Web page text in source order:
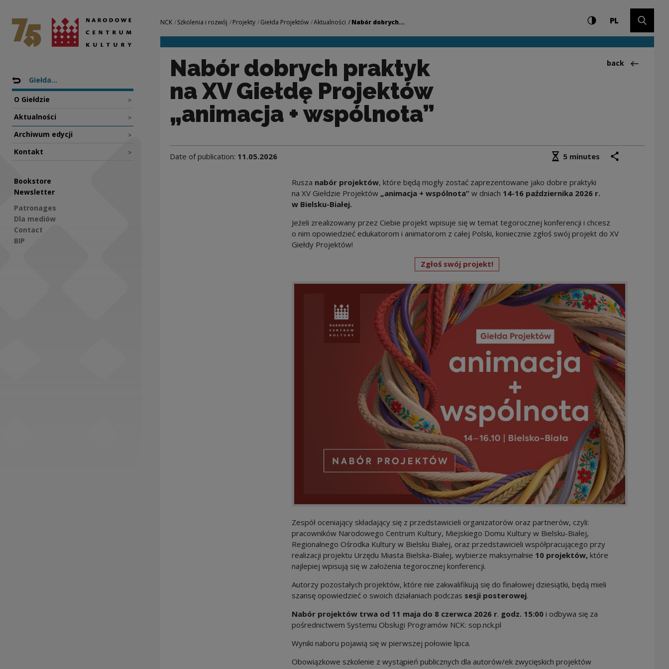
Nabór dobrych praktyk na XV Giełdę Projektów
National Centre for Culture Poland
Nawigacja
Back to: Projekty
Giełda...
O Giełdzie >
Aktualności >
Archiwum edycji >
Kontakt >
Bookstore
Newsletter
Patronages
Dla mediów
Contact
BIP
Navigation
NCK Szkolenia i rozwój Projekty Giełda Projektów Aktualności Nabór dobrych... Settings and search
High contrast
PLCHANGE
Nabór dobrych praktyk
na XV Giełdę Projektów
„animacja + wspólnota”
Back
back
Date of publication: 11.05.2026 Średni czas czytania
5 minutes
Rusza nabór projektów, które będą mogły zostać zaprezentowane jako dobre praktyki
na XV Giełdzie Projektów „animacja + wspólnota”w dniach 14-16 października 2026 r.
w Bielsku-Białej.
Jeżeli zrealizowany przez Ciebie projekt wpisuje się w temat tegorocznej konferencji i chcesz
o nim opowiedzieć edukatorom i animatorom z całej Polski, koniecznie zgłoś swój projekt do XV
Giełdy Projektów!
Zgłoś swój projekt!
Zespół oceniający składający się z przedstawicieli organizatorów oraz partnerów, czyli:
pracowników Narodowego Centrum Kultury, Miejskiego Domu Kultury w Bielsku-Białej,
Regionalnego Ośrodka Kultury w Bielsku Białej, oraz przedstawicieli współpracującego przy
realizacji projektu Urzędu Miasta Bielska-Białej, wybierze maksymalnie 10 projektów, które
najlepiej wpisują się w założenia tegorocznej konferencji.
Autorzy pozostałych projektów, które nie zakwalifikują się do finałowej dziesiątki, będą mieli
szansę opowiedzieć o swoich działaniach podczas sesji posterowej.
Nabór projektów trwa od 11 maja do 8 czerwca 2026 r. godz. 15:00i odbywa się za
pośrednictwem Systemu Obsługi Programów NCK: sop.nck.pl
Wyniki naboru pojawią się w pierwszej połowie lipca.
Obowiązkowe szkolenie z wystąpień publicznych dla autorów/ek zwycięskich projektów